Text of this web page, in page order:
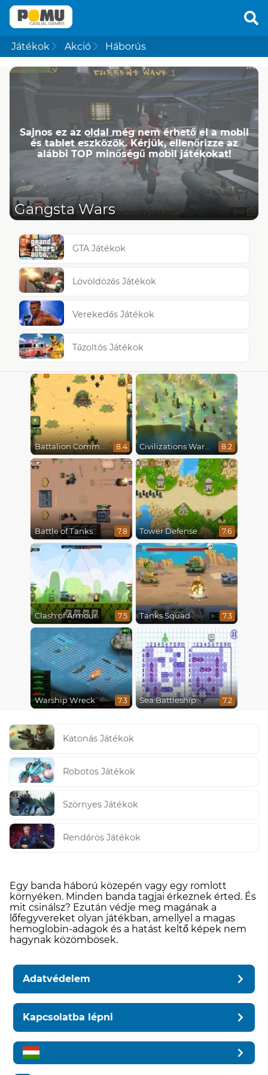
Játékok Akció Háborús
Sajnos ez az oldal még nem érhető el a mobil
és tablet eszközök. Kérjük, ellenőrizze az
alábbi TOP minőségű mobil játékokat!
Gangsta Wars
GTA Játékok
Lövöldözős Játékok
Verekedős Játékok
Tűzoltós Játékok
Battalion Commander 8.4 Civilizations Wars Master Edition 8.2
Battle of Tanks 7.8 Tower Defense 7.6
Clash of Armour 7.5 Tanks Squad 7.3
Warship Wreck 7.3 Sea Battleship 7.2
Katonás Játékok
Robotos Játékok
Szörnyes Játékok
Rendőrös Játékok
Egy banda háború közepén vagy egy romlott
környéken. Minden banda tagjai érkeznek érted. És
mit csinálsz? Ezután védje meg magának a
lőfegyvereket olyan játékban, amellyel a magas
hemoglobin-adagok és a hatást keltő képek nem
hagynak közömbösek.
Adatvédelem
Kapcsolatba lépni